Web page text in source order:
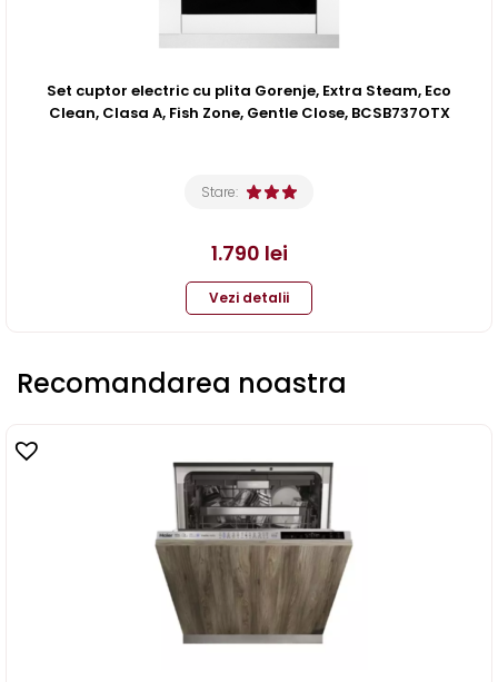
Set cuptor electric cu plita Gorenje, Extra Steam, Eco
Clean, Clasa A, Fish Zone, Gentle Close, BCSB737OTX
Stare:
1.790 lei
Vezi detalii
Recomandarea noastra